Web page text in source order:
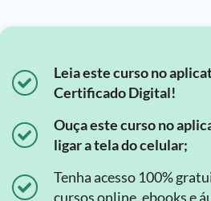
Leia este curso no
Certificado Digital!
Ouça este curso no
ligar a tela do celular;
Tenha acesso 100%
cursos online, ebooks e